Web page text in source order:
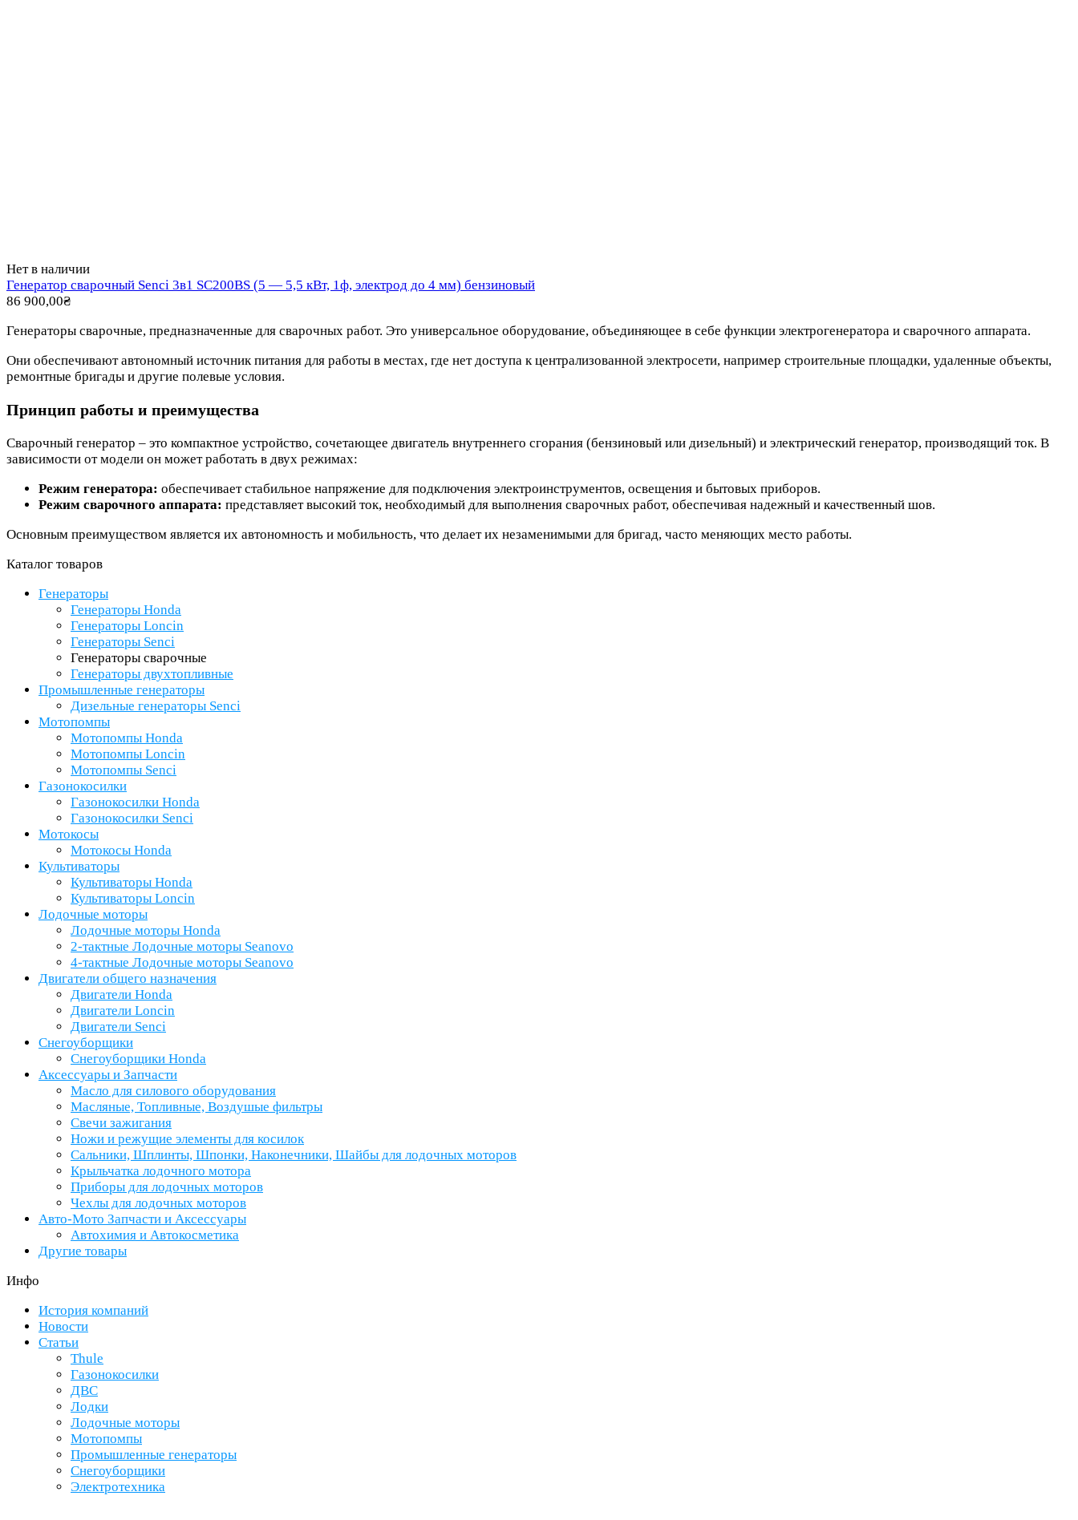
Нет в наличии
Генератор сварочный Senci 3в1 SC200BS (5 — 5,5 кВт, 1ф, электрод до 4 мм) бензиновый
86 900,00₴
Генераторы сварочные, предназначенные для сварочных работ. Это универсальное оборудование, объединяющее в себе функции электрогенератора и сварочного аппарата.
Они обеспечивают автономный источник питания для работы в местах, где нет доступа к централизованной электросети, например строительные площадки, удаленные объекты,
ремонтные бригады и другие полевые условия.
Принцип работы и преимущества
Сварочный генератор – это компактное устройство, сочетающее двигатель внутреннего сгорания (бензиновый или дизельный) и электрический генератор, производящий ток. В
зависимости от модели он может работать в двух режимах:
Режим генератора: обеспечивает стабильное напряжение для подключения электроинструментов, освещения и бытовых приборов.
Режим сварочного аппарата: представляет высокий ток, необходимый для выполнения сварочных работ, обеспечивая надежный и качественный шов.
Основным преимуществом является их автономность и мобильность, что делает их незаменимыми для бригад, часто меняющих место работы.
Каталог товаров
Генераторы
Генераторы Honda
Генераторы Loncin
Генераторы Senci
Генераторы сварочные
Генераторы двухтопливные
Промышленные генераторы
Дизельные генераторы Senci
Мотопомпы
Мотопомпы Honda
Мотопомпы Loncin
Мотопомпы Senci
Газонокосилки
Газонокосилки Honda
Газонокосилки Senci
Мотокосы
Мотокосы Honda
Культиваторы
Культиваторы Honda
Культиваторы Loncin
Лодочные моторы
Лодочные моторы Honda
2-тактные Лодочные моторы Seanovo
4-тактные Лодочные моторы Seanovo
Двигатели общего назначения
Двигатели Honda
Двигатели Loncin
Двигатели Senci
Снегоуборщики
Снегоуборщики Honda
Аксессуары и Запчасти
Масло для силового оборудования
Масляные, Топливные, Воздушые фильтры
Свечи зажигания
Ножи и режущие элементы для косилок
Сальники, Шплинты, Шпонки, Наконечники, Шайбы для лодочных моторов
Крыльчатка лодочного мотора
Приборы для лодочных моторов
Чехлы для лодочных моторов
Авто-Мото Запчасти и Аксессуары
Автохимия и Автокосметика
Другие товары
Инфо
История компаний
Новости
Статьи
Thule
Газонокосилки
ДВС
Лодки
Лодочные моторы
Мотопомпы
Промышленные генераторы
Снегоуборщики
Электротехника